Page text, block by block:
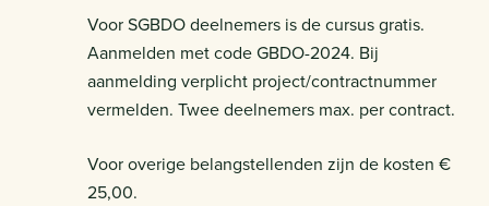
Voor SGBDO deelnemers is de cursus gratis.
Aanmelden met code GBDO-2024. Bij
aanmelding verplicht project/contractnummer
vermelden. Twee deelnemers max. per contract.
Voor overige belangstellenden zijn de kosten €
25,00.